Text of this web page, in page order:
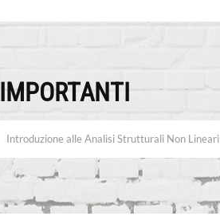
IMPORTANTI
Introduzione alle Analisi Strutturali Non Lineari